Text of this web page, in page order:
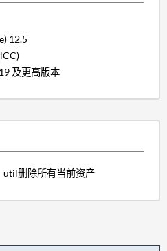
12.5
及更高版本
删除所有当前资产